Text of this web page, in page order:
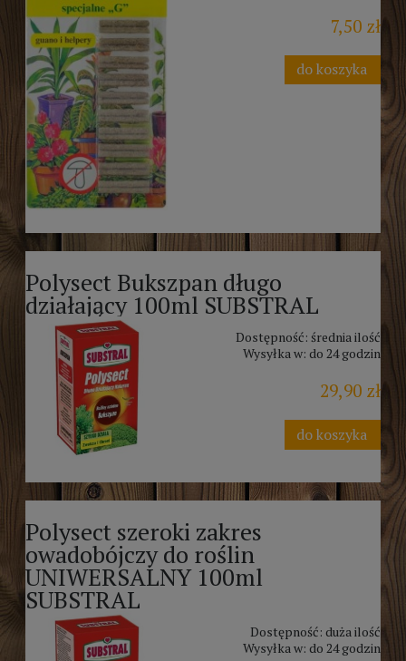
7,50 zł
do koszyka
Polysect Bukszpan długo
działający 100ml SUBSTRAL
Dostępność: średnia ilość
Wysyłka w: do 24 godzin
29,90 zł
do koszyka
Polysect szeroki zakres
owadobójczy do roślin
UNIWERSALNY 100ml
SUBSTRAL
Dostępność: duża ilość
Wysyłka w: do 24 godzin